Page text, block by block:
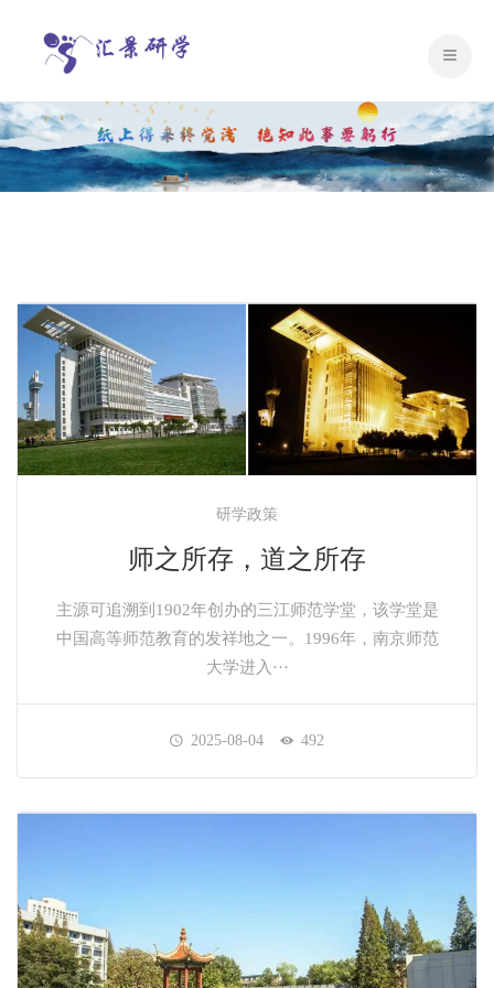
研学政策
师之所存，道之所存
主源可追溯到1902年创办的三江师范学堂，该学堂是
中国高等师范教育的发祥地之一。1996年，南京师范
大学进入···
2025-08-04 492